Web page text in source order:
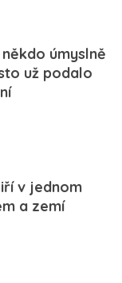
úmyslně
už podalo
v jednom
a zemí